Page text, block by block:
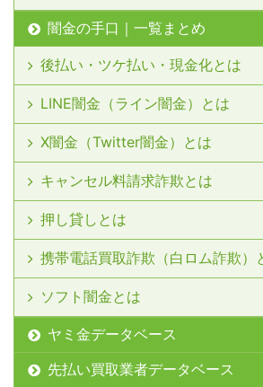
闇金の手口｜一覧まとめ
後払い・ツケ払い・現金化とは
LINE闇金（ライン闇金）とは
X闇金（Twitter闇金）とは
キャンセル料請求詐欺とは
押し貸しとは
携帯電話買取詐欺（白ロム詐欺）
ソフト闇金とは
ヤミ金データベース
先払い買取業者データベース